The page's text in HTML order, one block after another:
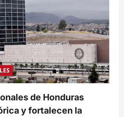
de Honduras
y fortalecen la